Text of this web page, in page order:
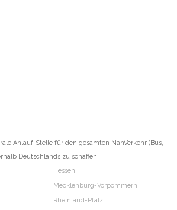
Anlauf-Stelle für den gesamten NahVerkehr (Bus,
Deutschlands zu schaffen.
Hessen
Mecklenburg-Vorpommern
Rheinland-Pfalz